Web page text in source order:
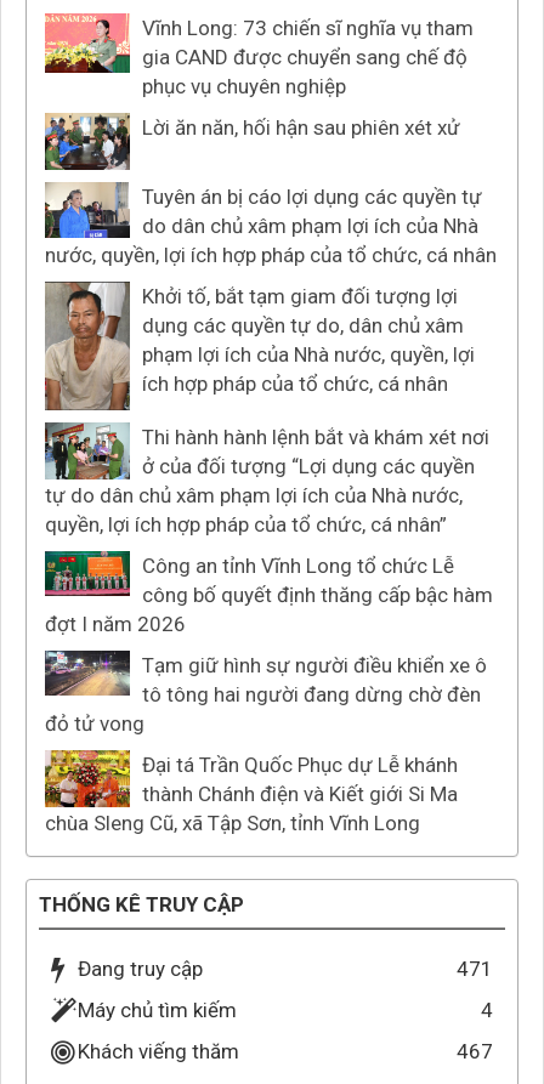
Vĩnh Long: 73 chiến sĩ nghĩa vụ tham
gia CAND được chuyển sang chế độ
phục vụ chuyên nghiệp
Lời ăn năn, hối hận sau phiên xét xử
Tuyên án bị cáo lợi dụng các quyền tự
do dân chủ xâm phạm lợi ích của Nhà
nước, quyền, lợi ích hợp pháp của tổ chức, cá nhân
Khởi tố, bắt tạm giam đối tượng lợi
dụng các quyền tự do, dân chủ xâm
phạm lợi ích của Nhà nước, quyền, lợi
ích hợp pháp của tổ chức, cá nhân
Thi hành hành lệnh bắt và khám xét nơi
ở của đối tượng “Lợi dụng các quyền
tự do dân chủ xâm phạm lợi ích của Nhà nước,
quyền, lợi ích hợp pháp của tổ chức, cá nhân”
Công an tỉnh Vĩnh Long tổ chức Lễ
công bố quyết định thăng cấp bậc hàm
đợt I năm 2026
Tạm giữ hình sự người điều khiển xe ô
tô tông hai người đang dừng chờ đèn
đỏ tử vong
Đại tá Trần Quốc Phục dự Lễ khánh
thành Chánh điện và Kiết giới Si Ma
chùa Sleng Cũ, xã Tập Sơn, tỉnh Vĩnh Long
THỐNG KÊ TRUY CẬP
Đang truy cập
471
Máy chủ tìm kiếm
4
Khách viếng thăm
467